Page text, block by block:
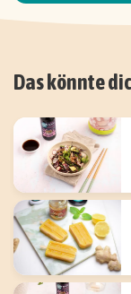
Das könnte